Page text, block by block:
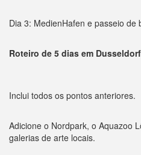
Dia 3: MedienHafen e passeio de
Roteiro de 5 dias em Dusseldorf
Inclui todos os pontos anteriores.
Adicione o Nordpark, o Aquazoo
galerias de arte locais.